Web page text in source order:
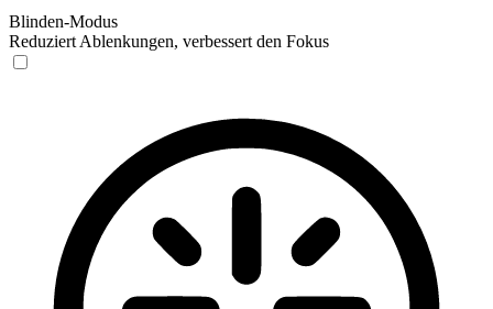
Blinden-Modus
Reduziert Ablenkungen, verbessert den Fokus